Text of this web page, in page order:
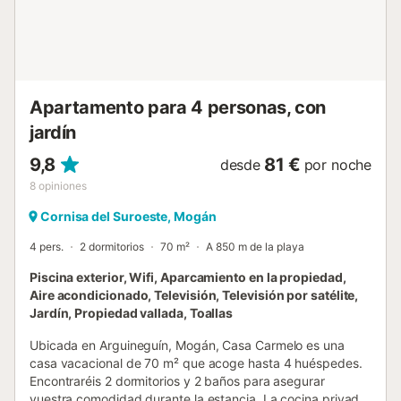
Apartamento para 4 personas, con
jardín
9,8
8 opiniones
desde 81 € por noche
Cornisa del Suroeste, Mogán
4 pers. 2 dormitorios 70 m² A 850 m de la playa
Piscina exterior, Wifi, Aparcamiento en la propiedad,
Aire acondicionado, Televisión, Televisión por satélite,
Jardín, Propiedad vallada, Toallas
Ubicada en Arguineguín, Mogán, Casa Carmelo es una
casa vacacional de 70 m² que acoge hasta 4 huéspedes.
Encontraréis 2 dormitorios y 2 baños para asegurar